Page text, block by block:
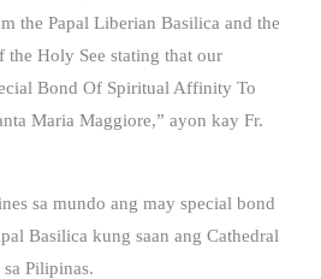
the Papal Liberian Basilica and the
Holy See stating that our
Bond Of Spiritual Affinity To
Maria Maggiore,” ayon kay Fr.
sa mundo ang may special‭ ‬bond
Basilica kung saan ang Cathedral
Pilipinas.